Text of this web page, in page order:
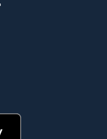
খুলবে) খুলবে)